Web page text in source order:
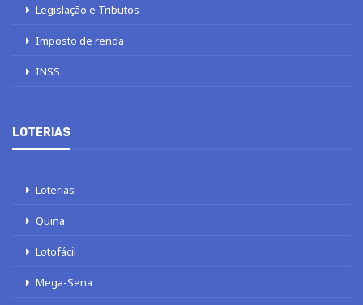
Legislação e Tributos
Imposto de renda
INSS
LOTERIAS
Loterias
Quina
Lotofácil
Mega-Sena